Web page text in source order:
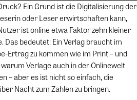
Ein Grund ist die Digitalisierung der
oder Leser erwirtschaften kann,
ist online etwa Faktor zehn kleiner
Das bedeutet: Ein Verlag braucht im
Ertrag zu kommen wie im Print – und
Verlage auch in der Onlinewelt
– aber es ist nicht so einfach, die
Nacht zum Zahlen zu bringen.